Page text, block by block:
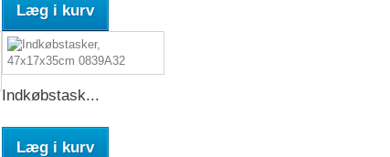
Læg i kurv
Indkøbstask...
Læg i kurv